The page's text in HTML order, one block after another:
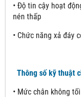
• Độ tin cậy hoạt
nén thấp
• Chức năng xả đáy
Thông số kỹ thuật
• Mức chân không